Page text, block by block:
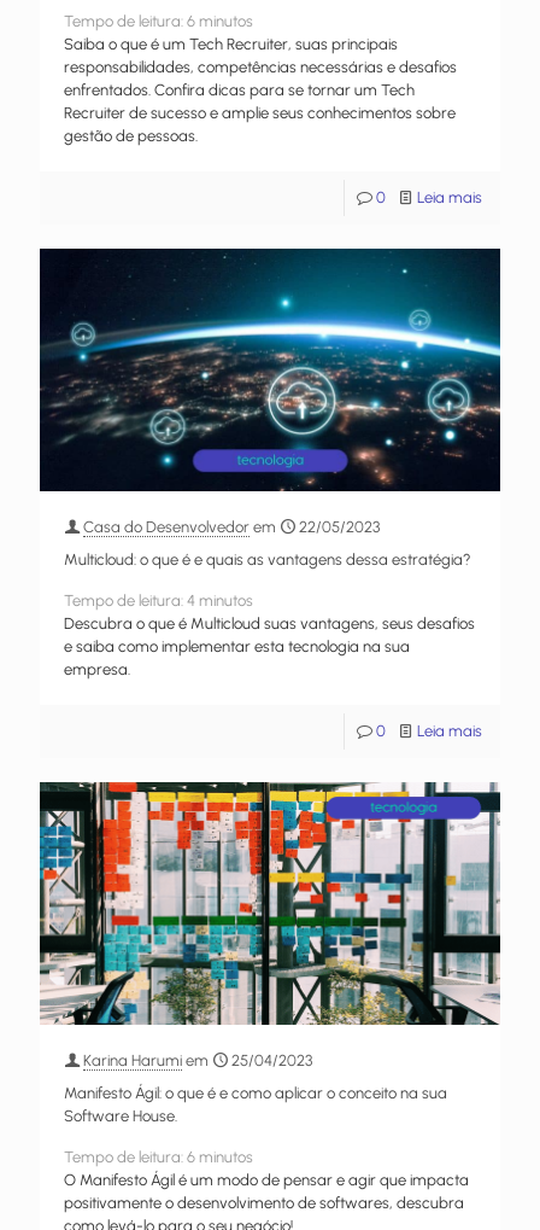
Tempo de leitura: 6 minutos
Saiba o que é um Tech Recruiter, suas principais
responsabilidades, competências necessárias e desafios
enfrentados. Confira dicas para se tornar um Tech
Recruiter de sucesso e amplie seus conhecimentos sobre
gestão de pessoas.
0 Leia mais
Casa do Desenvolvedor em
22/05/2023
Multicloud: o que é e quais as vantagens dessa estratégia?
Tempo de leitura: 4 minutos
Descubra o que é Multicloud suas vantagens, seus desafios
e saiba como implementar esta tecnologia na sua
empresa.
0 Leia mais
Karina Harumi em
25/04/2023
Manifesto Ágil: o que é e como aplicar o conceito na sua
Software House.
Tempo de leitura: 6 minutos
O Manifesto Ágil é um modo de pensar e agir que impacta
positivamente o desenvolvimento de softwares, descubra
como levá-lo para o seu negócio!